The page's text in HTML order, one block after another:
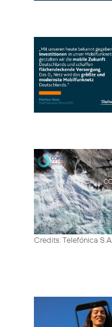
Credits: Telefónica S.A.